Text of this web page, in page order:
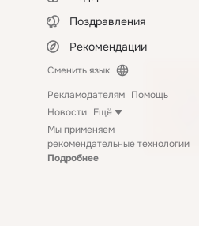
Поздравления
Рекомендации
Сменить язык
Рекламодателям Помощь
Новости Ещё
Мы применяем
рекомендательные технологии
Подробнее